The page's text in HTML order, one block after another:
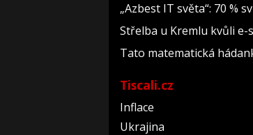
„Azbest IT světa“: 70 %
Střelba u Kremlu kvůli
Tato matematická
Tiscali.cz
Inflace
Ukrajina